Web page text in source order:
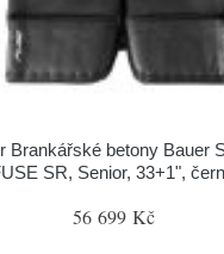
Brankářské betony Bauer
SR, Senior, 33+1",
56 699 Kč